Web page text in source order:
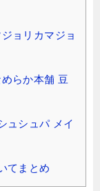
ョリカマジョ
らか本舗 豆
ュシュパ メイ
てまとめ